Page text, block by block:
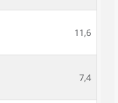
11,6
7,4